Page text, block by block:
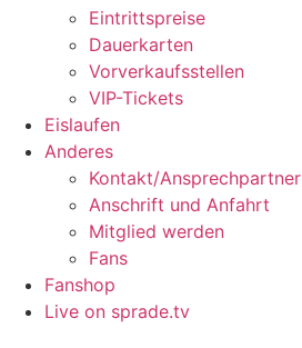
Eintrittspreise
Dauerkarten
Vorverkaufsstellen
VIP-Tickets
Eislaufen
Anderes
Kontakt/Ansprechpartner
Anschrift und Anfahrt
Mitglied werden
Fans
Fanshop
Live on sprade.tv